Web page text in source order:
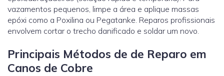
vazamentos pequenos, limpe a área e aplique massas
epóxi como a Poxilina ou Pegatanke. Reparos profissionais
envolvem cortar o trecho danificado e soldar um novo.
Principais Métodos de de Reparo em
Canos de Cobre